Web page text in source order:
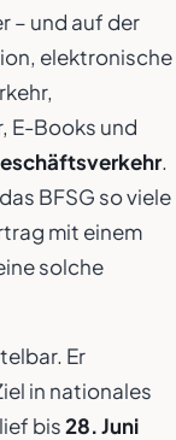
– und auf der
elektronische
E-Books und
.
BFSG so viele
mit einem
solche
Er
in nationales
bis28. Juni